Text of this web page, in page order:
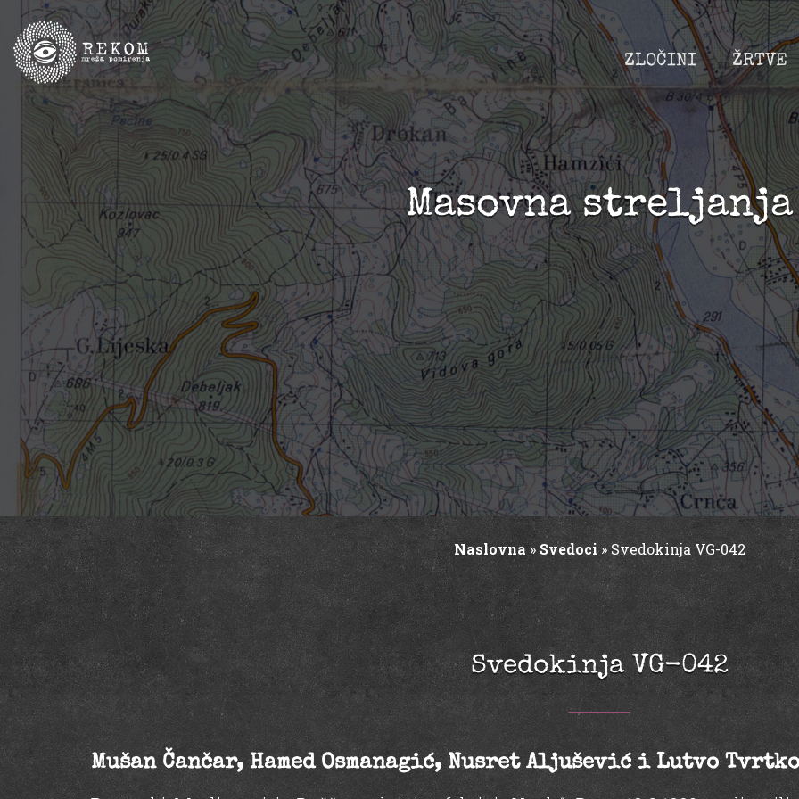
ZLOČINI ŽRTVE
Masovna streljanja
Naslovna» Svedoci»Svedokinja VG-042
Svedokinja VG-042
Mušan Čančar, Hamed Osmanagić, Nusret Aljušević i Lutvo